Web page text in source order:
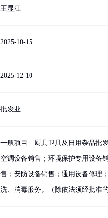
王显江
2025-10-15
2025-12-10
批发业
一般项目：厨具卫具及日用杂品批
空调设备销售；环境保护专用设备
售；安防设备销售；通用设备修理
洗、消毒服务。（除依法须经批准